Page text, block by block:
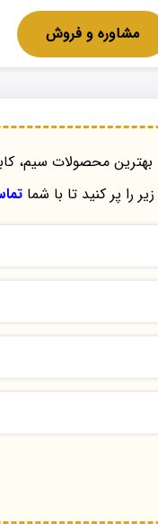
مشاوره و فروش
بهترین محصولات سیم،
زیر را پر کنید تا با شما